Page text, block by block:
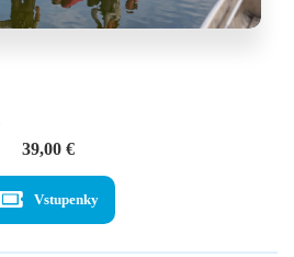
39,00 €
Vstupenky